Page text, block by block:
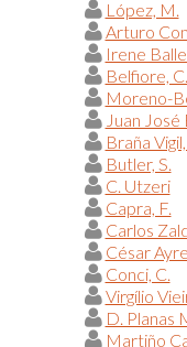
López, M.
Arturo
Irene
Belfiore, C.
Moreno-
Juan
Braña
Butler, S.
C. Utzeri
Capra, F.
Carlos
César
Conci, C.
Virgílio
D. Planas
Martiño